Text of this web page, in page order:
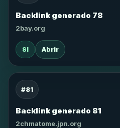
Backlink generado 78
2bay.org
SI Abrir
#81
Backlink generado 81
2chmatome.jpn.org